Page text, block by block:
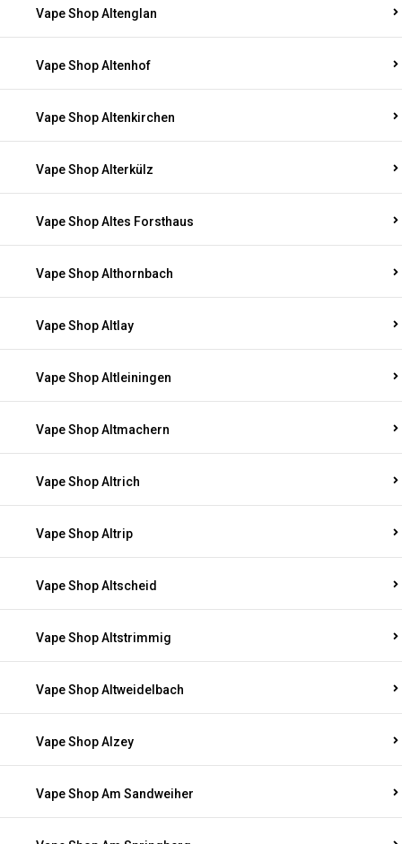
Vape Shop Altenglan
Vape Shop Altenhof
Vape Shop Altenkirchen
Vape Shop Alterkülz
Vape Shop Altes Forsthaus
Vape Shop Althornbach
Vape Shop Altlay
Vape Shop Altleiningen
Vape Shop Altmachern
Vape Shop Altrich
Vape Shop Altrip
Vape Shop Altscheid
Vape Shop Altstrimmig
Vape Shop Altweidelbach
Vape Shop Alzey
Vape Shop Am Sandweiher